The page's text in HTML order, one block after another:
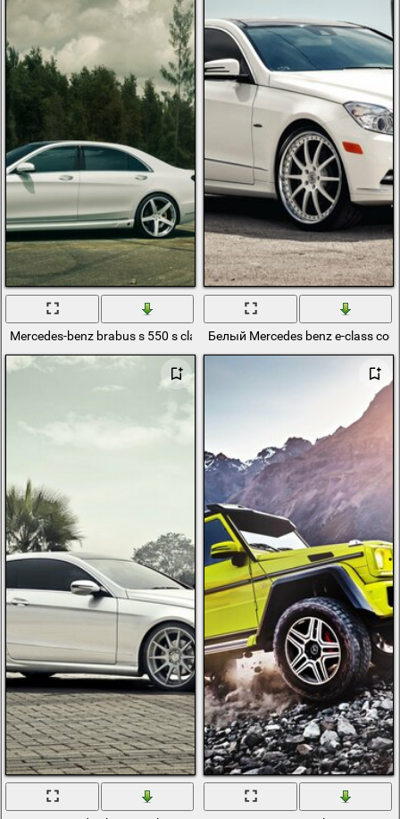
Mercedes-benz brabus s 550 s class. белый мерседес бенц брабус
Белый Mercedes benz e-class